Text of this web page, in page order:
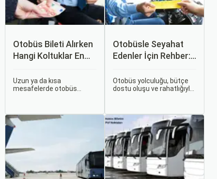
Otobüs Bileti Alırken
Hangi Koltuklar En
Rehberi
Uzun ya da kısa
mesafelerde otobüs
otobüsle seyahat ederken
koltuk seçiminin ne kadar
Otobüsle Seyahat
Edenler İçin Rehber:
Koltuk Seçimine
Otobüs yolculuğu, bütçe
dostu oluşu ve rahatlığıyla
keyifli ve stressiz hale
getirmek için bilinmesi
gereken pek çok püf
noktası bulunuyor.